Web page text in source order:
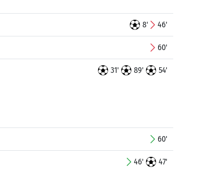
8' 46'
60'
31' 89' 54'
60'
46' 47'